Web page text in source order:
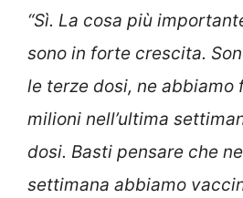
“Sì. La cosa più
sono in forte crescita.
le terze dosi, ne abbiamo
milioni nell’ultima
dosi. Basti pensare che
settimana abbiamo